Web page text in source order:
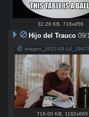
32.26 KB, 716x456
Hijo del Trauco 09/
716.00 KB 1182x665